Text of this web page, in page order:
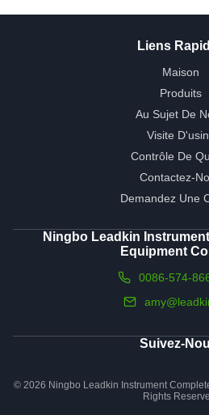
Liens
Maison
Produits
Au Sujet De
Visite
Contrôle De
Contactez-
Demandez Une
Ningbo Leadkin
Equipment
0086-574-
Suivez-
© 2026 Ningbo Leadkin Instrument
Rights